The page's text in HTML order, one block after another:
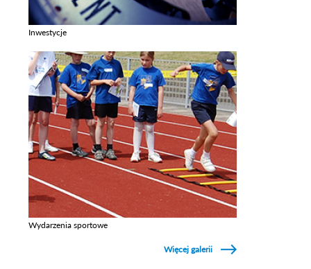
Inwestycje
Wydarzenia sportowe
Więcej galerii